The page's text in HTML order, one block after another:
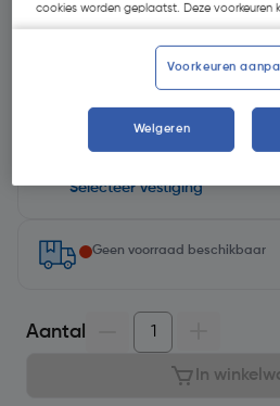
| Excl. btw € 16,50
Selecteer vestiging
Geen voorraad beschikbaar
Aantal
In
cookies worden geplaatst. Deze voorkeuren
Voorkeuren
Weigeren